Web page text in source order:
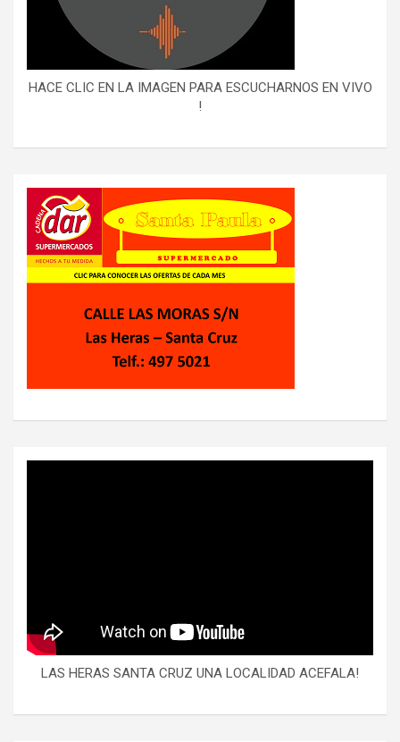
HACE CLIC EN LA IMAGEN PARA ESCUCHARNOS EN VIVO
!
LAS HERAS SANTA CRUZ UNA LOCALIDAD ACEFALA!